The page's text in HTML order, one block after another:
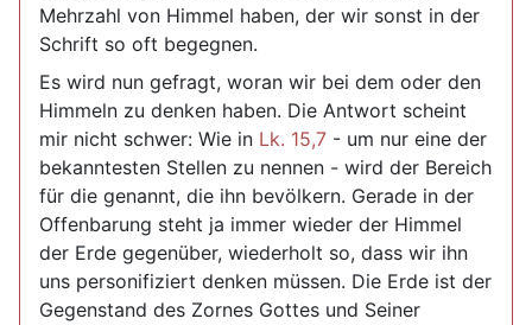
Mehrzahl von Himmel haben, der wir sonst in der
Schrift so oft begegnen.
Es wird nun gefragt, woran wir bei dem oder den
Himmeln zu denken haben. Die Antwort scheint
mir nicht schwer: Wie in Lk. 15,7 - um nur eine der
bekanntesten Stellen zu nennen - wird der Bereich
für die genannt, die ihn bevölkern. Gerade in der
Offenbarung steht ja immer wieder der Himmel
der Erde gegenüber, wiederholt so, dass wir ihn
uns personifiziert denken müssen. Die Erde ist der
Gegenstand des Zornes Gottes und Seiner